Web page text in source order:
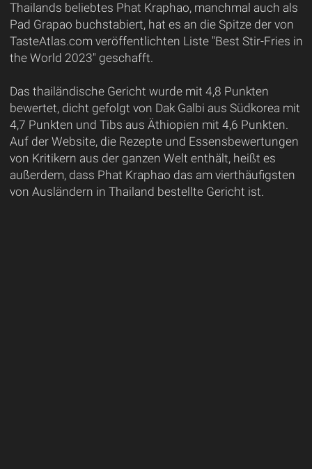
Thailands beliebtes Phat Kraphao, manchmal auch als
Pad Grapao buchstabiert, hat es an die Spitze der von
TasteAtlas.com veröffentlichten Liste "Best Stir-Fries in
the World 2023" geschafft.
Das thailändische Gericht wurde mit 4,8 Punkten
bewertet, dicht gefolgt von Dak Galbi aus Südkorea mit
4,7 Punkten und Tibs aus Äthiopien mit 4,6 Punkten.
Auf der Website, die Rezepte und Essensbewertungen
von Kritikern aus der ganzen Welt enthält, heißt es
außerdem, dass Phat Kraphao das am vierthäufigsten
von Ausländern in Thailand bestellte Gericht ist.